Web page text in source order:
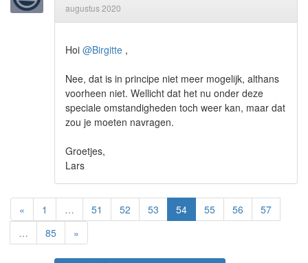
augustus 2020
Hoi @Birgitte ,
Nee, dat is in principe niet meer mogelijk, althans
voorheen niet. Wellicht dat het nu onder deze
speciale omstandigheden toch weer kan, maar dat
zou je moeten navragen.
Groetjes,
Lars
« 1 … 51 52 53 54 55 56
57
…
85 »